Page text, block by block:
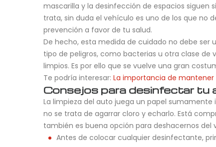
mascarilla y la desinfección de espacios siguen
trata, sin duda el vehículo es uno de los que no
prevención a favor de tu salud.
De hecho, esta medida de cuidado no debe
tipo de peligros, como bacterias u otra clase de
limpios. Es por ello que se vuelve una gran
Te podría interesar: La importancia de
Consejos para desinfectar tu
La limpieza del auto juega un papel
no se trata de agarrar cloro y echarlo. Está
también es buena opción para deshacernos del
Antes de colocar cualquier desinfectante,